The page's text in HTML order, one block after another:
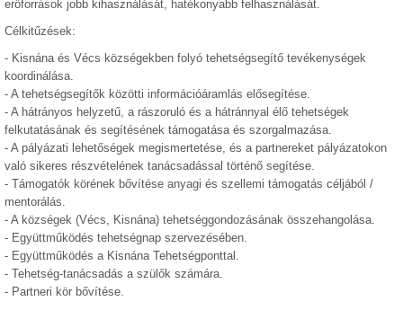
erőforrások jobb kihasználását, hatékonyabb felhasználását.
Célkitűzések:
- Kisnána és Vécs községekben folyó tehetségsegítő tevékenységek
koordinálása.
- A tehetségsegítők közötti információáramlás elősegítése.
- A hátrányos helyzetű, a rászoruló és a hátránnyal élő tehetségek
felkutatásának és segítésének támogatása és szorgalmazása.
- A pályázati lehetőségek megismertetése, és a partnereket pályázatokon
való sikeres részvételének tanácsadással történő segítése.
- Támogatók körének bővítése anyagi és szellemi támogatás céljából /
mentorálás.
- A községek (Vécs, Kisnána) tehetséggondozásának összehangolása.
- Együttműködés tehetségnap szervezésében.
- Együttműködés a Kisnána Tehetségponttal.
- Tehetség-tanácsadás a szülők számára.
- Partneri kör bővítése.